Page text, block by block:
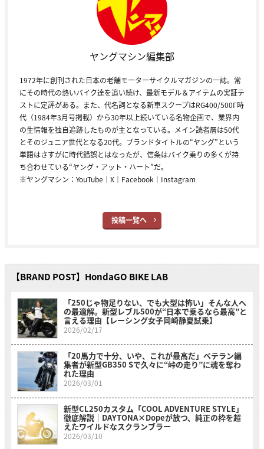
ヤングマシン編集部
1972年に創刊された日本の老舗モーターサイクルマガジンの一誌。常
にその時代の熱いバイク達を追い続け、最新モデル＆アイテムの実証テ
ストに定評がある。また、代名詞となる新車スクープはRG400/500Γ時
代（1984年3月号掲載）から30年以上続いている名物企画で、業界内
の生情報を独自追跡したものが主となっている。メイン読者層は50代
とそのジュニア世代となる20代。ブランドタイトルの“ヤング”という
単語はさすがに時代錯誤とはなったが、信条はバイク乗りの多くが持
ち合わせている“ヤング・アット・ハート”だ。
※ヤングマシン： YouTube ｜ X ｜ Facebook ｜ Instagram
投稿一覧へ
【BRAND POST】HondaGO BIKE LAB
「250じゃ物足りない、でも大型は怖い」そんな人へ
の最適解。新型レブル500が“日本で乗るなら最高”と
言える理由【レーシング女子岡崎静夏試乗】
2026/02/17
「20馬力で十分、いや、これが最高だ」ベテラン編
集者が新型GB350 Sで久々に“峠の走り”に魂を奪わ
れた理由
2026/03/01
新型CL250カスタム「COOL ADVENTURE STYLE」
徹底解説｜DAYTONA×Dopeが放つ、純正の枠を超
えたワイルドなスクランブラー
2026/03/10